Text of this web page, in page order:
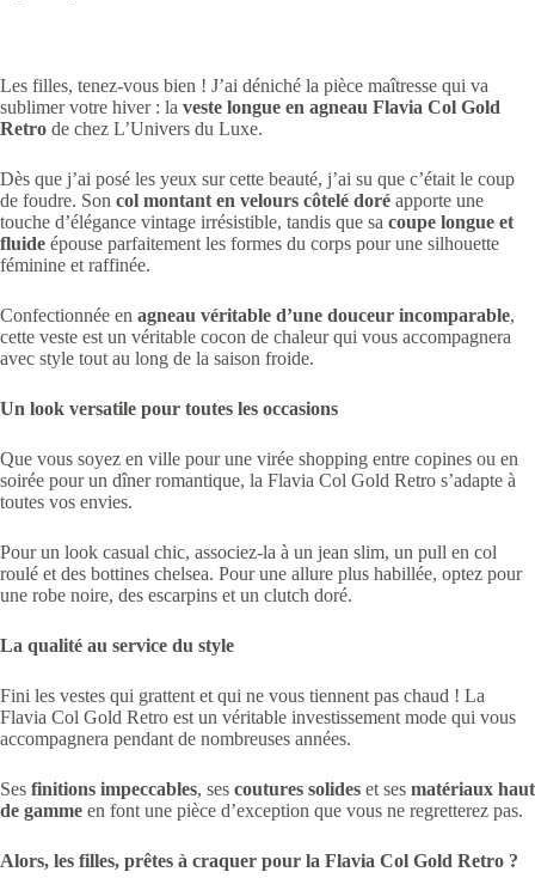
Les filles, tenez-vous bien ! J’ai déniché la pièce maîtresse qui va
sublimer votre hiver : la veste longue en agneau Flavia Col Gold
Retro de chez L’Univers du Luxe.
Dès que j’ai posé les yeux sur cette beauté, j’ai su que c’était le coup
de foudre. Son col montant en velours côtelé doré apporte une
touche d’élégance vintage irrésistible, tandis que sa coupe longue et
fluide épouse parfaitement les formes du corps pour une silhouette
féminine et raffinée.
Confectionnée en agneau véritable d’une douceur incomparable,
cette veste est un véritable cocon de chaleur qui vous accompagnera
avec style tout au long de la saison froide.
Un look versatile pour toutes les occasions
Que vous soyez en ville pour une virée shopping entre copines ou en
soirée pour un dîner romantique, la Flavia Col Gold Retro s’adapte à
toutes vos envies.
Pour un look casual chic, associez-la à un jean slim, un pull en col
roulé et des bottines chelsea. Pour une allure plus habillée, optez pour
une robe noire, des escarpins et un clutch doré.
La qualité au service du style
Fini les vestes qui grattent et qui ne vous tiennent pas chaud ! La
Flavia Col Gold Retro est un véritable investissement mode qui vous
accompagnera pendant de nombreuses années.
Ses finitions impeccables, ses coutures solides et ses matériaux haut
de gamme en font une pièce d’exception que vous ne regretterez pas.
Alors, les filles, prêtes à craquer pour la Flavia Col Gold Retro ?